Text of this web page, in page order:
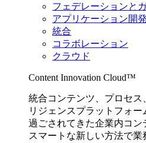
フェデレーションと
アプリケーション開発
統合
コラボレーション
クラウド
Content Innovation Cloud™
統合コンテンツ、プロセ
リジェンスプラットフォ
過ごされてきた企業内コン
スマートな新しい方法で業